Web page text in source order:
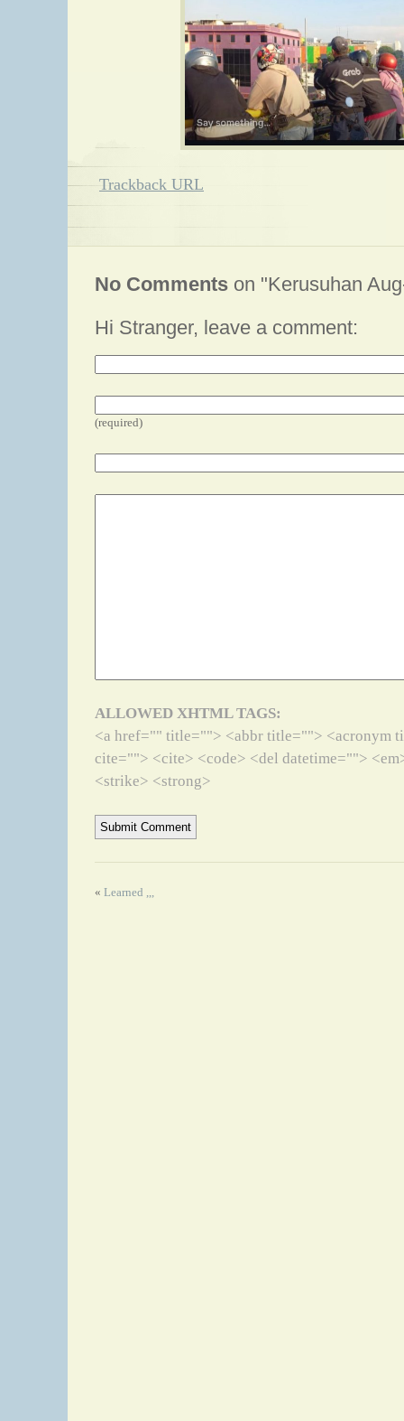
Trackback URL
No Comments on "Kerusuhan
Hi Stranger, leave a comment:
(required)
ALLOWED XHTML TAGS:
<a href="" title=""> <abbr title=""> <acronym
cite=""> <cite> <code> <del datetime="">
<strike> <strong>
« Learned ,,,